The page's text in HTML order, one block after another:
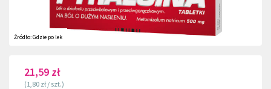
Źródło:Gdzie po lek
21,59 zł
(1,80 zł / szt.)